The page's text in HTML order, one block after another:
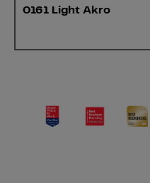
0161 Light Akro